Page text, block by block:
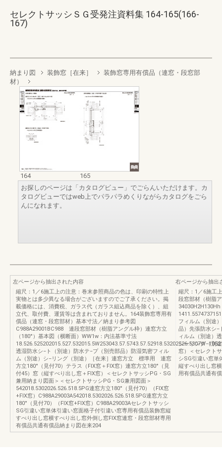
セレクトサッシＳＧ受発注資料集 164-165(166-
167)
納まり図 装飾窓［在来］
装飾窓専用有償品（連窓・段窓部
材）
164
165
お探しのページは「カタログビュー」でごらんいただけます。カ
タログビューではweb上でパラパラめくりながらカタログをごら
んになれます。
左ページから抽出された内容
縮尺：1／6施工上の注意：巻末参照商品の色は、印刷の特性上
実物とは多少異なる場合がございますのでご了承ください。掲
載価格には、消費税、ガラス代（ガラス組込商品を除く）、組
立代、取付費、運賃等は含まれておりません。164装飾窓専用有
償品（連窓・段窓部材）基本寸法／納まり参考図
C988A29001BC988 連段窓部材（樹脂アングル枠）連窓方立
（180°）基本図（横断面）WW1w：内法基準寸法
透湿防水シ−ト（別途）防水テ−プ（別売部品）防湿気密フィル
ム（別途）シ−リング（別途）［在来］連窓方立 標準用 連窓
方立180°（見付70）テラス（FIX窓＋FIX窓）連窓方立180°（見
付45）窓（縦すべり出し窓＋FIX窓）＜セレクトサッシPG・SG
兼用納まり図面＞＜セレクトサッシPG・SG兼用図面＞
542018.5302026.526.518.5PG連窓方立180°（見付70）（FIX窓
+FIX窓）C988A29003A542018.5302026.526.518.5PG連窓方立
180°（見付70）（FIX窓+FIX窓）C988A29003Aセレクトサッシ
SG引違い窓単体引違い窓面格子付引違い窓専用有償品装飾窓縦
すべり出し窓横すべり出し窓外倒し窓FIX窓連窓・段窓部材専用
有償品共通有償品納まり図在来204
右ページから抽出
縮尺：1／6施工
段窓部材（樹脂
フィルム（別途
品）先張防水シ−
ィルム（別途）
シーリング（別
窓）＜セレクト
シSG引違い窓単
縦すべり出し窓
用有償品共通有